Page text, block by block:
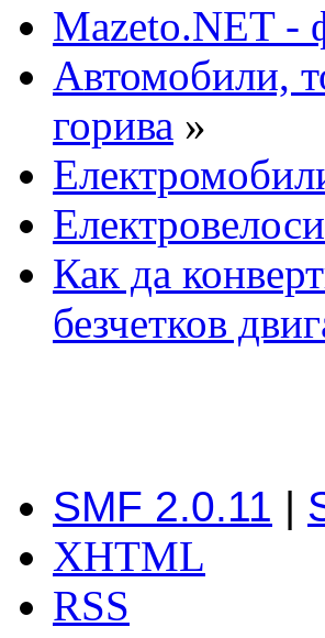
Mazeto.NET -
Автомобили,
горива »
Как да
безчетков
SMF 2.0.11 |
XHTML
RSS